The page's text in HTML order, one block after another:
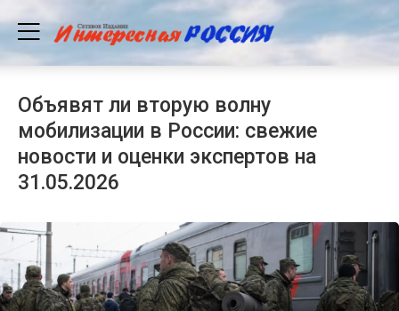
Объявят ли вторую волну
мобилизации в России: свежие
новости и оценки экспертов на
31.05.2026